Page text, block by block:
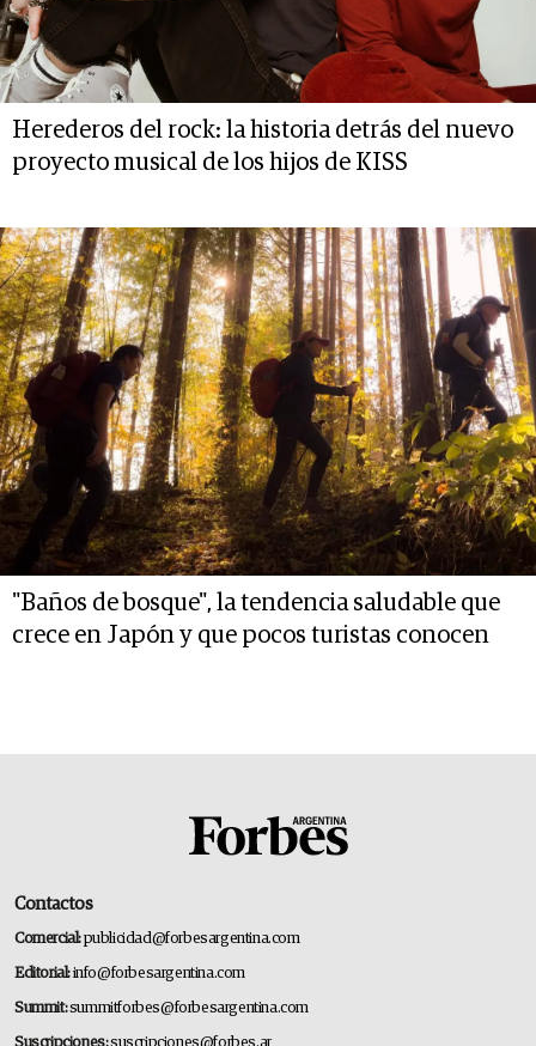
Herederos del rock: la historia detrás del nuevo
proyecto musical de los hijos de KISS
"Baños de bosque", la tendencia saludable que
crece en Japón y que pocos turistas conocen
Contactos
Comercial:publicidad@forbesargentina.com
Editorial:info@forbesargentina.com
Summit:summitforbes@forbesargentina.com